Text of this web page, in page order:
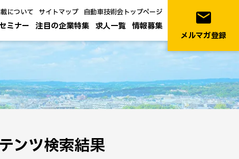
ミナー 注目の企業特集 求人一覧 情報募集
について サイトマップ 自動車技術会トップページ email
メルマガ登録
ンツ検索結果